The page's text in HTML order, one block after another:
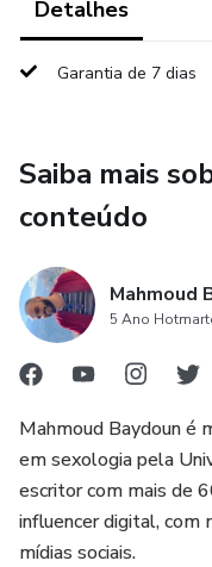
Detalhes
Garantia de 7 dias
Saiba mais
conteúdo
Mahmoud
5 Ano
Mahmoud Baydoun é
em sexologia pela
escritor com mais de
influencer digital, com
mídias sociais.